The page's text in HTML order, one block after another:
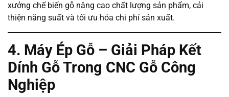
xưởng chế biến gỗ nâng cao chất lượng sản phẩm, cải
thiện năng suất và tối ưu hóa chi phí sản xuất.
4. Máy Ép Gỗ – Giải Pháp Kết
Dính Gỗ Trong CNC Gỗ Công
Nghiệp